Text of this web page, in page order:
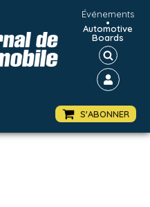
Événements
•
Automotive
Boards
S'ABONNER